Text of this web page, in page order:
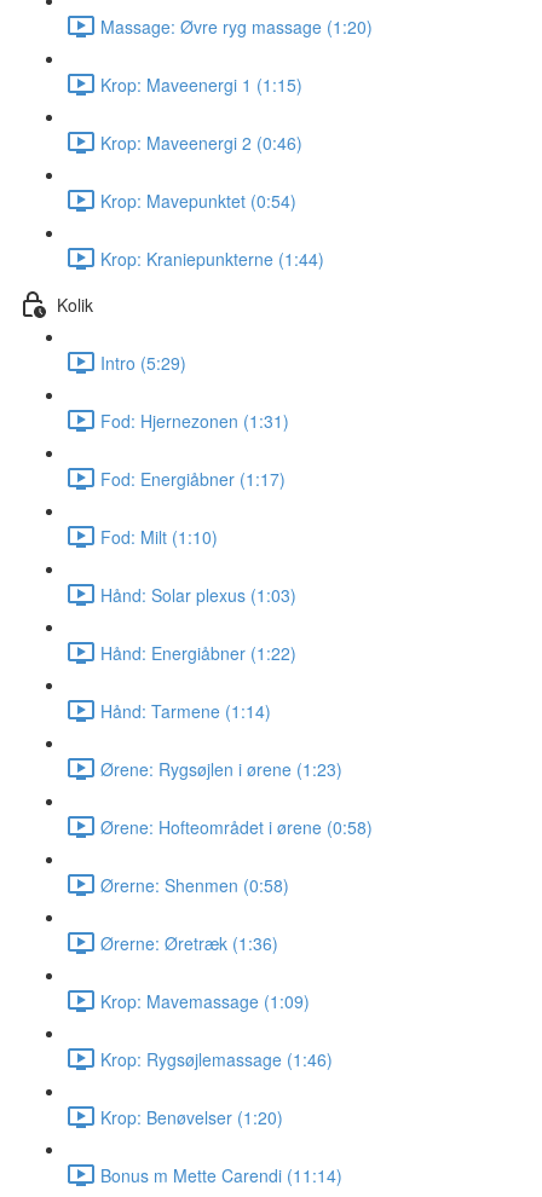
Massage: Øvre ryg massage (1:20)
Krop: Maveenergi 1 (1:15)
Krop: Maveenergi 2 (0:46)
Krop: Mavepunktet (0:54)
Krop: Kraniepunkterne (1:44)
Kolik
Intro (5:29)
Fod: Hjernezonen (1:31)
Fod: Energiåbner (1:17)
Fod: Milt (1:10)
Hånd: Solar plexus (1:03)
Hånd: Energiåbner (1:22)
Hånd: Tarmene (1:14)
Ørene: Rygsøjlen i ørene (1:23)
Ørene: Hofteområdet i ørene (0:58)
Ørerne: Shenmen (0:58)
Ørerne: Øretræk (1:36)
Krop: Mavemassage (1:09)
Krop: Rygsøjlemassage (1:46)
Krop: Benøvelser (1:20)
Bonus m Mette Carendi (11:14)